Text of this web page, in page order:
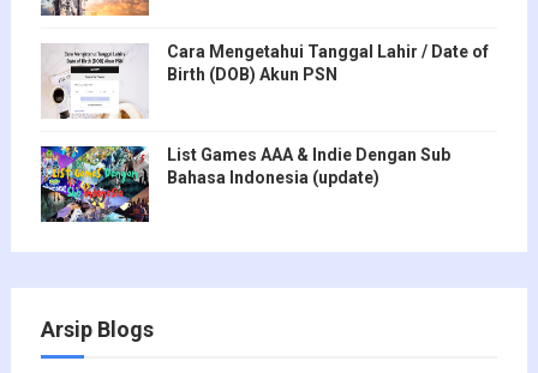
Cara Mengetahui Tanggal Lahir / Date of
Birth (DOB) Akun PSN
List Games AAA & Indie Dengan Sub
Bahasa Indonesia (update)
Arsip Blogs